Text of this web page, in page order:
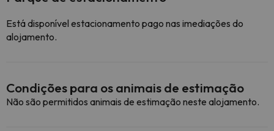
Está disponível estacionamento pago nas imediações do
alojamento.
Condições para os animais de estimação
Não são permitidos animais de estimação neste alojamento.